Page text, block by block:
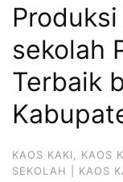
sekolah
Terbaik
KAOS KAKI KAOS
SEKOLAH | KAOS